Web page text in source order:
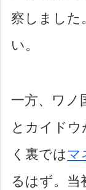
察しました
い。
一方、ワノ
とカイドウ
く裏ではマ
るはず。当